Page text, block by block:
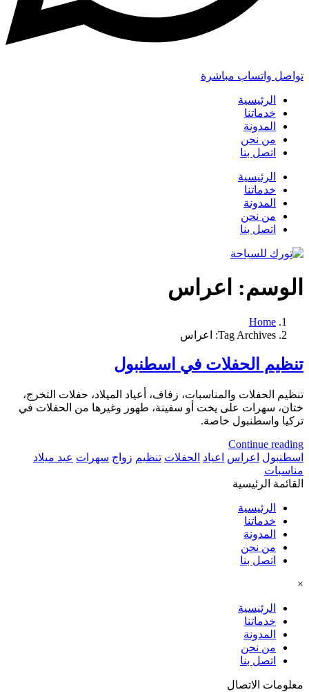
تواصل واتساب مباشرة
الرئيسية
خدماتنا
المدونة
من نحن
اتصل بنا
الرئيسية
خدماتنا
المدونة
من نحن
اتصل بنا
الوسم: اعراس
Home
Tag Archives: اعراس
تنظيم الحفلات في اسطنبول
تنظيم الحفلات والمناسبات، زفاف، أعياد الميلاد، حفلات التخرج،
ختان، سهرات على يخت أو سفينة، طهور وغيرها من الحفلات في
تركيا واسطنبول خاصة.
Continue reading
اسطنبول
اعراس اعياد الحفلات تنظيم زواج سهرات عيد ميلاد
مناسبات
القائمة الرئيسية
الرئيسية
خدماتنا
المدونة
من نحن
اتصل بنا
×
الرئيسية
خدماتنا
المدونة
من نحن
اتصل بنا
معلومات الاتصال